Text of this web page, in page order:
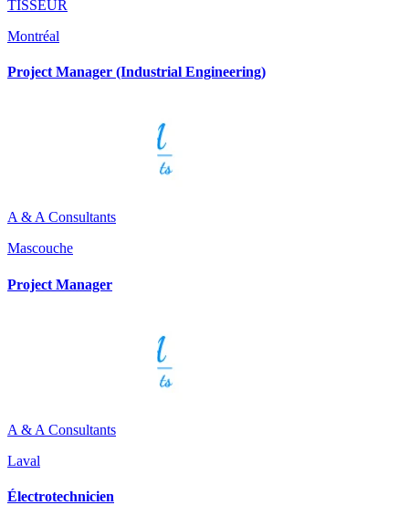
TISSEUR
Montréal
Project Manager (Industrial Engineering)
A & A Consultants
Mascouche
Project Manager
A & A Consultants
Laval
Électrotechnicien